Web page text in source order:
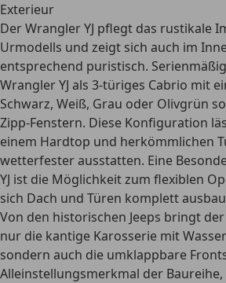
Exterieur
Der Wrangler YJ pflegt das rustikale
Urmodells und zeigt sich auch im
entsprechend puristisch.
Wrangler YJ als 3-türiges Cabrio mit
Schwarz, Weiß, Grau oder Olivgrün
Zipp-Fenstern. Diese Konfiguration
einem Hardtop und herkömmlichen
wetterfester ausstatten. Eine
YJ ist die Möglichkeit zum flexiblen
sich Dach und Türen komplett
Von den historischen Jeeps bringt
nur die kantige Karosserie mit
sondern auch die umklappbare
Alleinstellungsmerkmal der Baureihe